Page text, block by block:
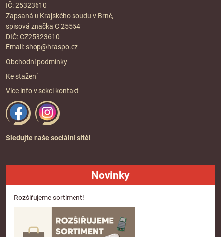
IČ: 25323610
Zapsaná u Krajského soudu v Brně,
spisová značka C 25554
DIČ: CZ25323610
Email: shop@hraspo.cz
Obchodní podmínky
Ke stažení
Více info v sekci kontakt
Sledujte naše sociální sítě!
Novinky
Rozšiřujeme sortiment!